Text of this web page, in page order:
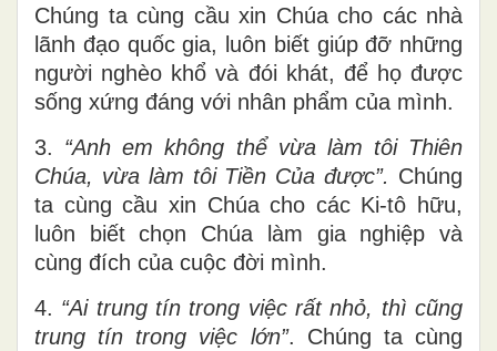
Chúng ta cùng cầu xin Chúa cho các nhà
lãnh đạo quốc gia, luôn biết giúp đỡ những
người nghèo khổ và đói khát, để họ được
sống xứng đáng với nhân phẩm của mình.
3. “Anh em không thể vừa làm tôi Thiên
Chúa, vừa làm tôi Tiền Của được”. Chúng
ta cùng cầu xin Chúa cho các Ki-tô hữu,
luôn biết chọn Chúa làm gia nghiệp và
cùng đích của cuộc đời mình.
4. “Ai trung tín trong việc rất nhỏ, thì cũng
trung tín trong việc lớn”. Chúng ta cùng